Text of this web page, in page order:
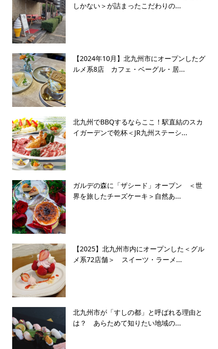
しかない＞が詰まったこだわりの...
【2024年10月】北九州市にオープンしたグ
ルメ系8店 カフェ・ベーグル・居...
北九州でBBQするならここ！駅直結のスカ
イガーデンで乾杯＜JR九州ステーシ...
ガルデの森に「ザシード」オープン ＜世
界を旅したチーズケーキ＞自然あ...
【2025】北九州市内にオープンした＜グル
メ系72店舗＞ スイーツ・ラーメ...
北九州市が「すしの都」と呼ばれる理由と
は？ あらためて知りたい地域の...